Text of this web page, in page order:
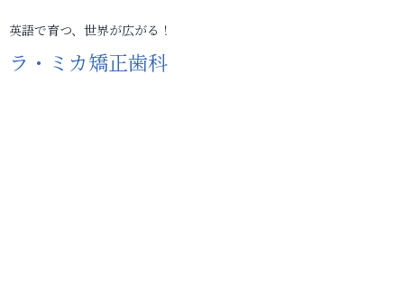
英語で育つ、世界が広がる！
ラ・ミカ矯正歯科